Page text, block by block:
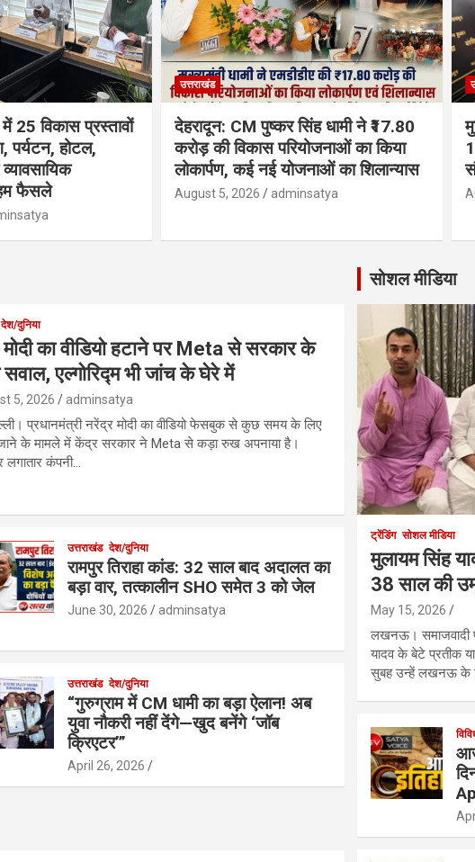
25 विकास प्रस्तावों
पर्यटन, होटल,
फैसले
उत्तराखंड
देहरादून: CM पुष्कर सिंह धामी ने ₹17.80
करोड़ की विकास परियोजनाओं का किया
लोकार्पण, कई नई योजनाओं का शिलान्यास
August 5, 2026 adminsatya
देश/दुनिया
का वीडियो हटाने पर Meta से सरकार के
एल्गोरिद्म भी जांच के घेरे में
5, 2026 adminsatya
प्रधानमंत्री नरेंद्र मोदी का वीडियो फेसबुक से कुछ समय के लिए
के मामले में केंद्र सरकार ने Meta से कड़ा रुख अपनाया है।
लगातार कंपनी…
उत्तराखंड देश/दुनिया
रामपुर तिराहा कांड: 32 साल बाद अदालत का
बड़ा वार, तत्कालीन SHO समेत 3 को जेल
June 30, 2026 adminsatya
उत्तराखंड देश/दुनिया
“गुरुग्राम में CM धामी का बड़ा ऐलान! अब
युवा नौकरी नहीं देंगे—खुद बनेंगे ‘जॉब
क्रिएटर’”
April 26, 2026
सोशल मीडिया
ट्रेंडिंग सोशल मीडिया
मुलायम सिंह
38 साल की
May 15, 2026
लखनऊ। समाजवादी
यादव के बेटे प्रतीक
सुबह उन्हें लखनऊ के